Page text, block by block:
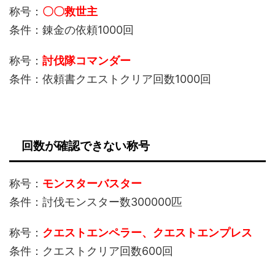
称号： 〇〇救世主
条件：錬金の依頼1000回
称号： 討伐隊コマンダー
条件：依頼書クエストクリア回数1000回
回数が確認できない称号
称号： モンスターバスター
条件：討伐モンスター数300000匹
称号： クエストエンペラー、クエストエンプレス
条件：クエストクリア回数600回